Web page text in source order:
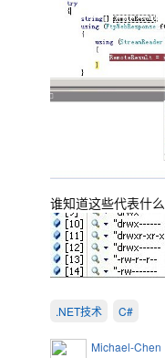
谁知道这些代表什么
.NET技术 C#
Michael-Chen